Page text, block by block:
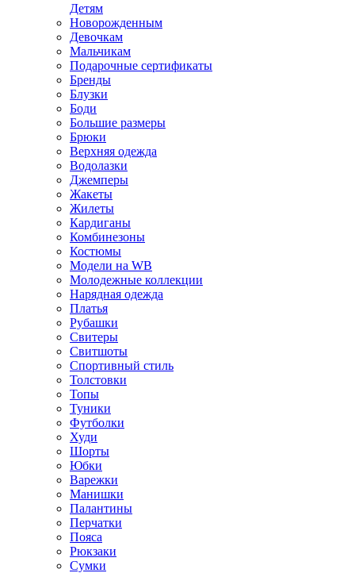
Детям
Новорожденным
Девочкам
Мальчикам
Подарочные сертификаты
Бренды
Блузки
Боди
Большие размеры
Брюки
Верхняя одежда
Водолазки
Джемперы
Жакеты
Жилеты
Кардиганы
Комбинезоны
Костюмы
Модели на WB
Молодежные коллекции
Нарядная одежда
Платья
Рубашки
Свитеры
Свитшоты
Спортивный стиль
Толстовки
Топы
Туники
Футболки
Худи
Шорты
Юбки
Варежки
Манишки
Палантины
Перчатки
Пояса
Рюкзаки
Сумки